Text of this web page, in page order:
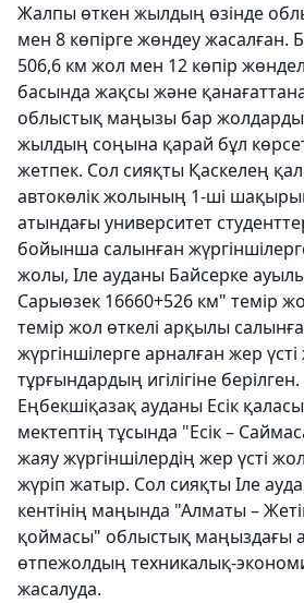
Жалпы өткен жылдың өзінде
мен 8 көпірге жөндеу
506,6 км жол мен 12 көпір
басында жақсы және
облыстық маңызы бар
жылдың соңына қарай бұл
жетпек. Сол сияқты Қаскелең
автокөлік жолының 1-ші
атындағы университет
бойынша салынған
жолы, Іле ауданы Байсерке
Сарыөзек 16660+526 км" темір
темір жол өткелі арқылы
жүргіншілерге арналған жер
тұрғындардың игілігіне
Еңбекшіқазақ ауданы Есік
мектептің тұсында "Есік –
жаяу жүргіншілердің жер үсті
жүріп жатыр. Сол сияқты Іле
кентінің маңында "Алматы –
қоймасы" облыстық маңыздағы
өтпежолдың техникалық-
жасалуда.